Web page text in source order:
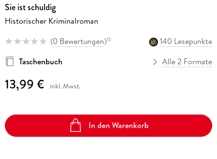
Sie ist schuldig
Historischer Kriminalroman
(0 Bewertungen)15
140 Lesepunkte
Taschenbuch
Alle 2 Formate
13,99 € inkl. Mwst.
In den Warenkorb